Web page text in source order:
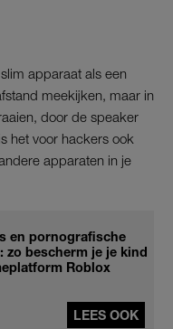
apparaat als een
meekijken, maar in
door de speaker
het voor hackers ook
apparaten in je
en pornografische
zo bescherm je je kind
Roblox
LEES OOK